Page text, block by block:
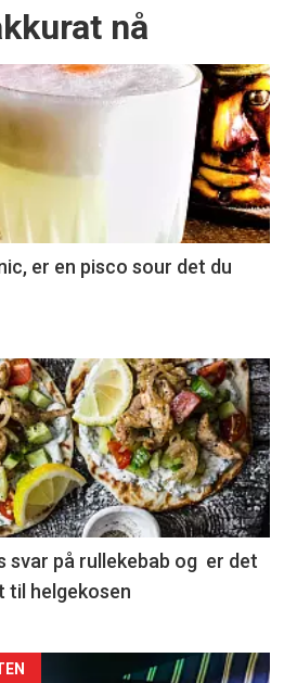
nå
er en pisco sour det du
svar på rullekebab og er det
til helgekosen